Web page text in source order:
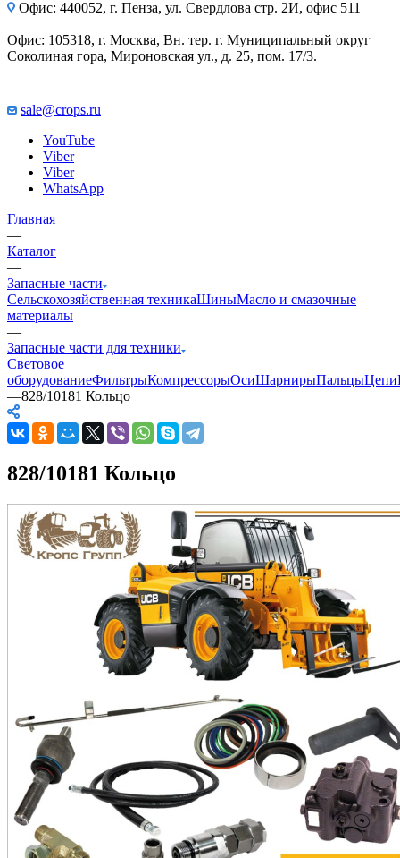
Офис: 440052, г. Пенза, ул. Свердлова стр. 2И, офис 511
Офис: 105318, г. Москва, Вн. тер. г. Муниципальный округ
Соколиная гора, Мироновская ул., д. 25, пом. 17/3.
sale@crops.ru
YouTube
Viber
Viber
WhatsApp
Главная
—
Каталог
—
Запасные части
Сельскохозяйственная техникаШиныМасло и смазочные
материалы
—
Запасные части для техники
Световое
оборудованиеФильтрыКомпрессорыОсиШарнирыПальцыЦепи
—828/10181 Кольцо
828/10181 Кольцо